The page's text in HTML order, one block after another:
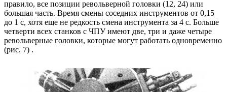
правило, все позиции револьверной головки (12, 24) или
большая часть. Время смены соседних инструментов от 0,15
до 1 с, хотя еще не редкость смена инструмента за 4 с. Больше
четверти всех станков с ЧПУ имеют две, три и даже четыре
револьверные головки, которые могут работать одновременно
(рис. 7) .